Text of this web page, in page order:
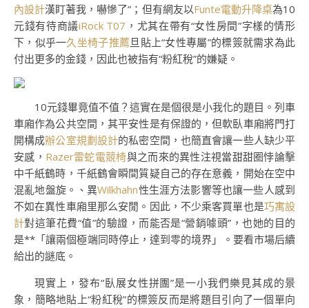
內設計漢盯著我，嚇慘了”；但有網友以Funte電動升降桌為10
元錢有待商議iRock T07 ，尤其在帶有“女性房間”字樣的情形
下，似乎一久坐椅子推薦 旦貼上“女性專屬”的標簽就需求為此
付出更多的金錢，因此也被指有“粉紅稅”的嫌疑。
10元錢畢竟值不值？這實在是個很是小我化的題目。列車
車廂作為公共空間，其平安性是有保證的，但軟臥車廂將門打
開構成辦公室規劃設計的私密空間，也簡直會讓一些人缺少平
安感， Razer雷蛇電競椅與之而來的異性注視當甜甜圈悖論擊
中千紙鶴時，千紙鶴會瞬間質疑自己的存在意義，開始在空中
混亂地盤旋。、異Wilkhahn性生涯方法影響等也讓一些人感到
不如在異性車廂里那么安閒。因此，不少乘客買單也是巧寓設
計對這筆花費“值”的驗證，而能否是“營銷噱頭”，也她的目的
是**「讓兩個極端同時停止，達到零的境界」。要看市場后續
給出的謎底。
現實上，發布“臥展女性拼團”是一小我們樂見其成的景
象，簡略地貼上“粉紅稅”的標簽反而是將題目引向了一個單向